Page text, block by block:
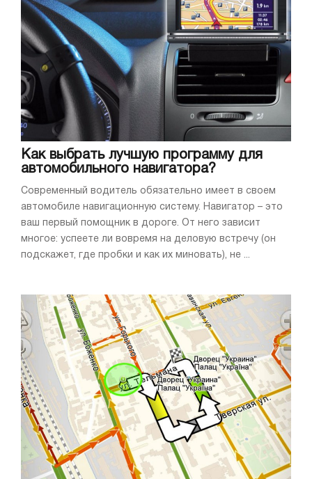
Как выбрать лучшую программу для
автомобильного навигатора?
Современный водитель обязательно имеет в своем
автомобиле навигационную систему. Навигатор – это
ваш первый помощник в дороге. От него зависит
многое: успеете ли вовремя на деловую встречу (он
подскажет, где пробки и как их миновать), не ...